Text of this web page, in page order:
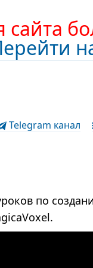
сайта
Telegram канал
по